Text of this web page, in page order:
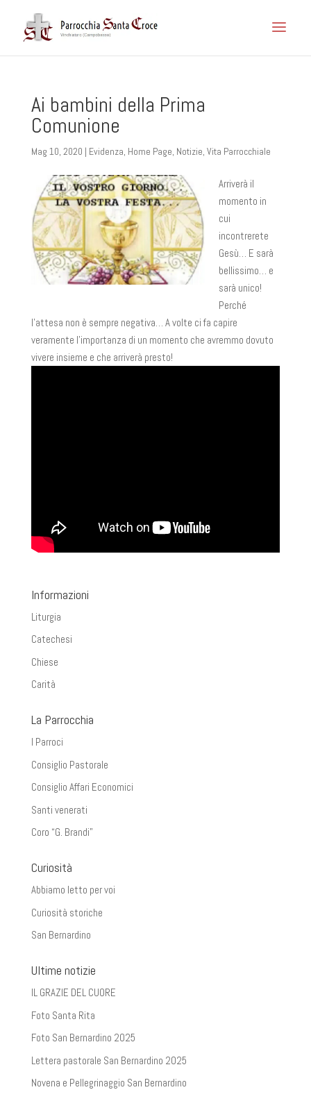
Ai bambini della Prima
Comunione
Mag 10, 2020 | Evidenza, Home Page, Notizie, Vita Parrocchiale
Arriverà il
momento in
cui
incontrerete
Gesù… E sarà
bellissimo… e
sarà unico!
Perché
l’attesa non è sempre negativa… A volte ci fa capire
veramente l’importanza di un momento che avremmo dovuto
vivere insieme e che arriverà presto!
Informazioni
Liturgia
Catechesi
Chiese
Carità
La Parrocchia
I Parroci
Consiglio Pastorale
Consiglio Affari Economici
Santi venerati
Coro “G. Brandi”
Curiosità
Abbiamo letto per voi
Curiosità storiche
San Bernardino
Ultime notizie
IL GRAZIE DEL CUORE
Foto Santa Rita
Foto San Bernardino 2025
Lettera pastorale San Bernardino 2025
Novena e Pellegrinaggio San Bernardino